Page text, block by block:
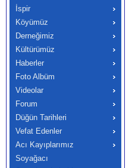
İspir
Köyümüz
Derneğimiz
Kültürümüz
Haberler
Foto Albüm
Videolar
Forum
Düğün Tarihleri
Vefat Edenler
Acı Kayıplarımız
Soyağacı